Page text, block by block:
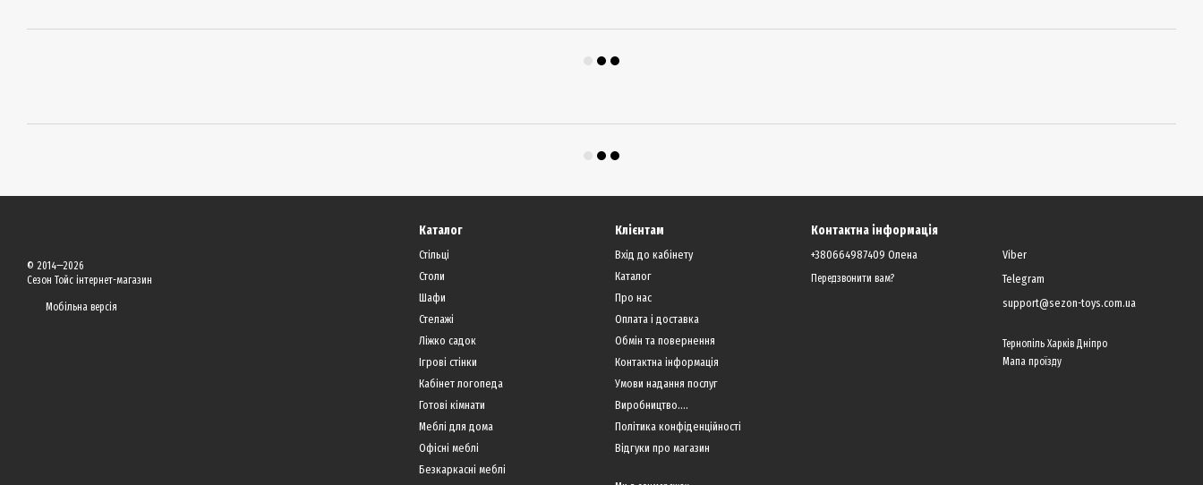
© 2014—2026
Сезон Тойс інтернет-магазин
Мобільна версія
Каталог
Стільці
Столи
Шафи
Стелажі
Ліжко садок
Ігрові стінки
Кабінет логопеда
Готові кімнати
Меблі для дома
Офісні меблі
Безкаркасні меблі
Клієнтам
Вхід до кабінету
Каталог
Про нас
Оплата і доставка
Обмін та повернення
Контактна інформація
Умови надання послуг
Виробництво....
Політика конфіденційності
Відгуки про магазин
Контактна інформація
+380664987409 Олена
Передзвонити вам?
Viber
Telegram
support@sezon-toys.com.ua
Тернопіль Харків Дніпро
Мапа проїзду